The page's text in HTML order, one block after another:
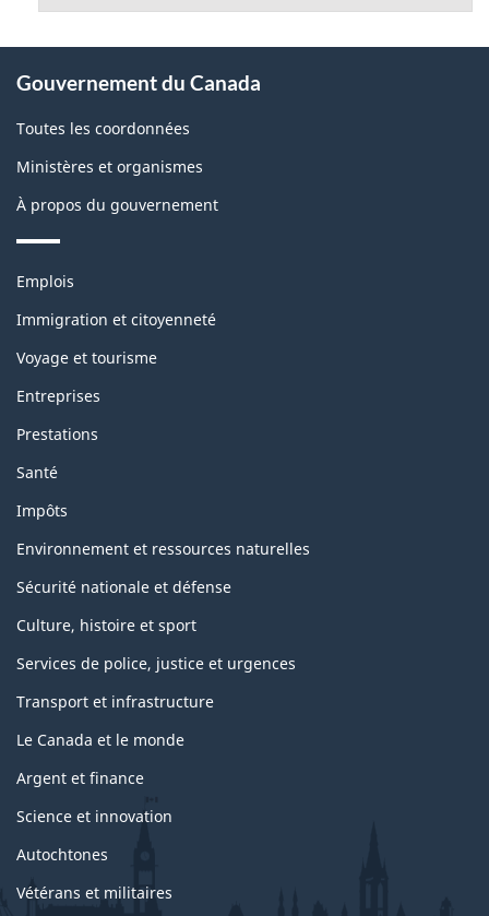
propos
de
ce
Gouvernement du Canada
Toutes les coordonnées
Ministères et organismes
À propos du gouvernement
Thèmes
sujets
Emplois
Immigration et citoyenneté
Voyage et tourisme
Entreprises
Prestations
Santé
Impôts
Environnement et ressources naturelles
Sécurité nationale et défense
Culture, histoire et sport
Services de police, justice et urgences
Transport et infrastructure
Le Canada et le monde
Argent et finance
Science et innovation
Autochtones
Vétérans et militaires